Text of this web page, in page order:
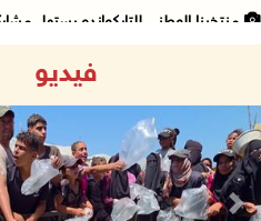
منتخبنا الوطني للتايكواندو يستهل
08/آب/2026 11:04 ص
73,384 شهيدا و174,242 مصابا منذ بدء حرب الإبا ...
08/آب/2026 10:50 ص
فيديو
Next